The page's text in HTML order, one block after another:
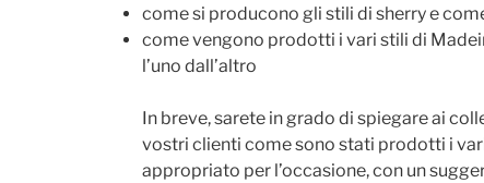
come si producono gli stili di sherry e
come vengono prodotti i vari stili di
l’uno dall’altro
In breve, sarete in grado di spiegare ai
vostri clienti come sono stati prodotti i
appropriato per l’occasione, con un